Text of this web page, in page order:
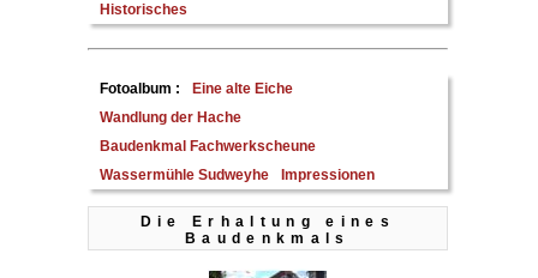
Historisches
Fotoalbum :
Eine alte Eiche
Wandlung der Hache
Baudenkmal Fachwerkscheune
Wassermühle Sudweyhe
Impressionen
Die Erhaltung eines
Baudenkmals